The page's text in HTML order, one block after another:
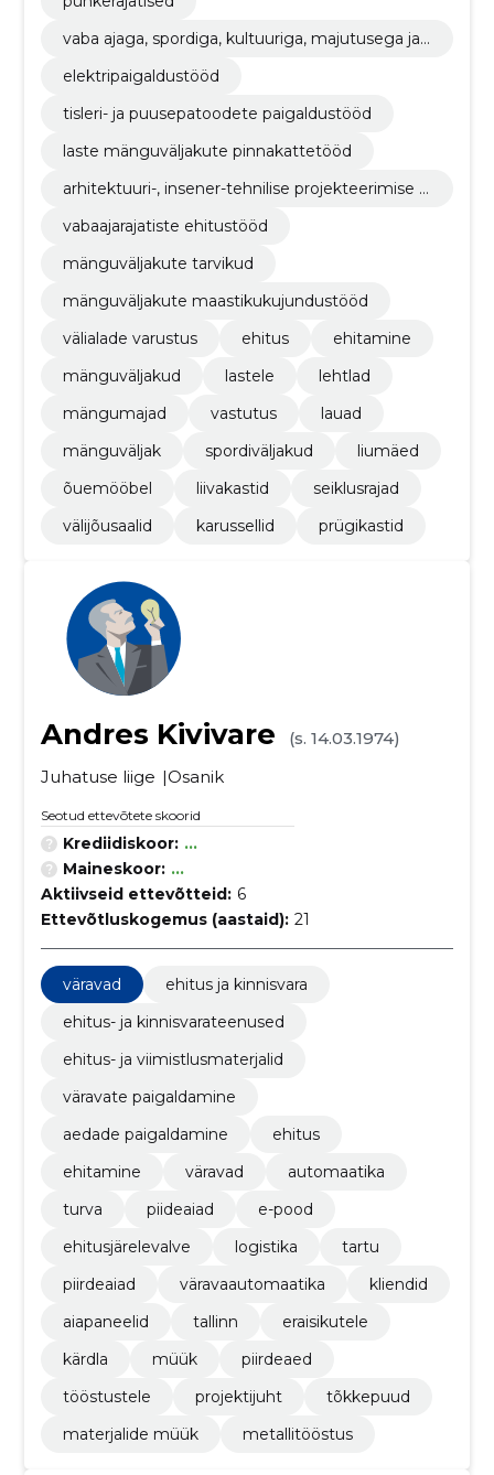
vaba ajaga, spordiga, kultuuriga, majutusega ja r
elektripaigaldustööd
tisleri- ja puusepatoodete paigaldustööd
laste mänguväljakute pinnakattetööd
arhitektuuri-, insener-tehnilise projekteerimise ja
vabaajarajatiste ehitustööd
mänguväljakute tarvikud
mänguväljakute maastikukujundustööd
välialade varustus
ehitus
ehitamine
mänguväljakud
lastele
lehtlad
mängumajad
vastutus
lauad
mänguväljak
spordiväljakud
liumäed
õuemööbel
liivakastid
seiklusrajad
välijõusaalid
karussellid prügikastid
Andres Kivivare
(s. 14.03.1974)
Juhatuse liige
Osanik
Seotud ettevõtete skoorid
Krediidiskoor: ...
Maineskoor: ...
Aktiivseid ettevõtteid: 6
Ettevõtluskogemus (aastaid): 21
väravad
ehitus ja kinnisvara
ehitus- ja kinnisvarateenused
ehitus- ja viimistlusmaterjalid
väravate paigaldamine
aedade paigaldamine
ehitus
ehitamine
väravad
automaatika
turva
piideaiad
e-pood
ehitusjärelevalve
logistika
tartu
piirdeaiad
väravaautomaatika
kliendid
aiapaneelid
tallinn
eraisikutele
kärdla
müük
piirdeaed
tööstustele
projektijuht
tõkkepuud
materjalide müük
metallitööstus